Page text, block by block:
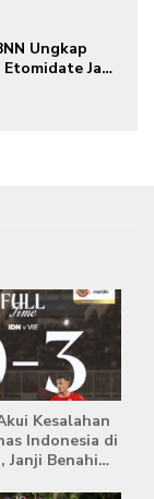
Ungkap
Jadi
Kesalahan
Indonesia di
Janji Benahi